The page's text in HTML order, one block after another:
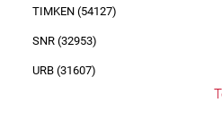
TIMKEN (54127)
SNR (32953)
URB (31607)